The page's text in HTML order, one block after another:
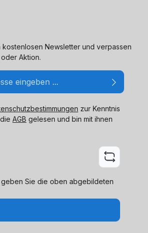
Newsletter und verpassen
Aktion.
zur Kenntnis
AGB gelesen und bin mit ihnen
Sie die oben abgebildeten